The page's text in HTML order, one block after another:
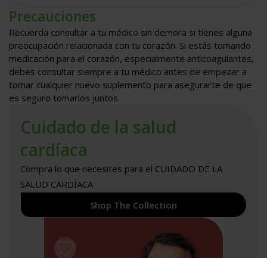
Precauciones
Recuerda consultar a tu médico sin demora si tienes alguna
preocupación relacionada con tu corazón. Si estás tomando
medicación para el corazón, especialmente anticoagulantes,
debes consultar siempre a tu médico antes de empezar a
tomar cualquier nuevo suplemento para asegurarte de que
es seguro tomarlos juntos.
Cuidado de la salud
cardíaca
Compra lo que necesites para el CUIDADO DE LA
SALUD CARDÍACA
Shop The Collection